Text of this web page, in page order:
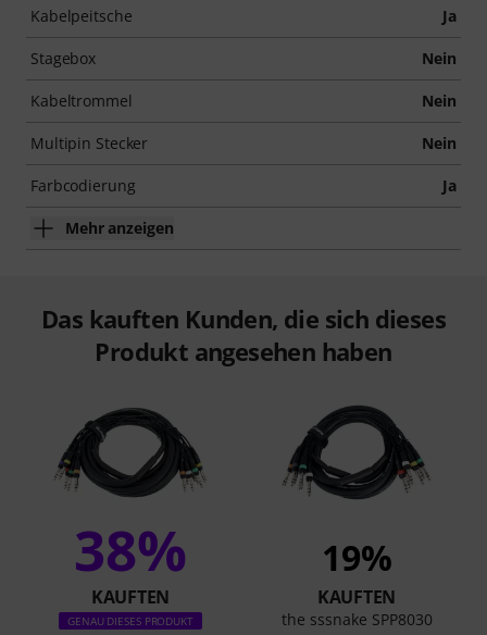
Kabelpeitsche Ja
Stagebox Nein
Kabeltrommel Nein
Multipin Stecker Nein
Farbcodierung Ja
Mehr anzeigen
Das kauften Kunden, die sich dieses
Produkt angesehen haben
38%
KAUFTEN
GENAU DIESES PRODUKT
19%
KAUFTEN
the sssnake SPP8030